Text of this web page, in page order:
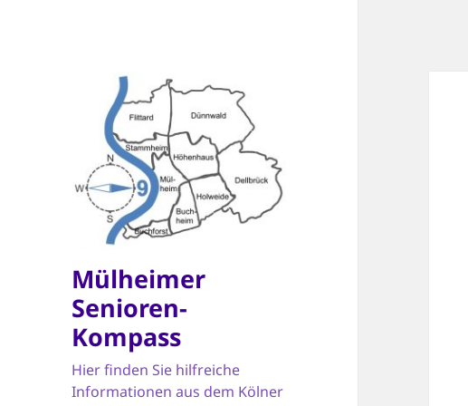
Mülheimer
Senioren-
Kompass
Hier finden Sie hilfreiche
Informationen aus dem Kölner